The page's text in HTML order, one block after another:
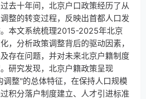
去十年间，北京户口政策经历了从
整的转变过程，反映出首都人口发
本文系统梳理2015-2025年北京
，分析政策调整背后的驱动因素，
存在问题，并对未来北京户籍制度
研究发现，北京户籍政策呈现
调整"的总体特征，在保持人口规模
积分落户制度建立、人才引进标准